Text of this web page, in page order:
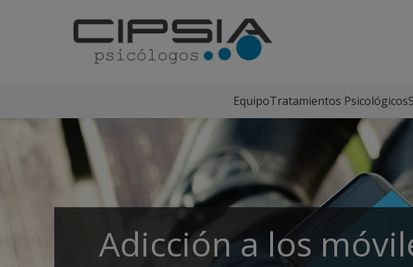
EquipoTratamientos Psicológicos
Adicción a los